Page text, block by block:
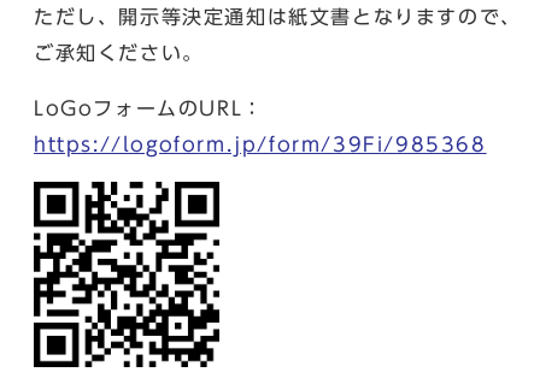
ただし、開示等決定通知は紙文書となりますので、
ご承知ください。
LoGoフォームのURL：
https://logoform.jp/form/39Fi/985368